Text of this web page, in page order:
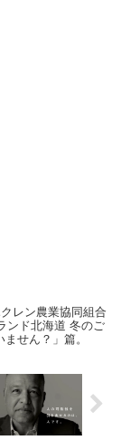
レン農業協同組合
ンド北海道 冬のご
せん？」篇。